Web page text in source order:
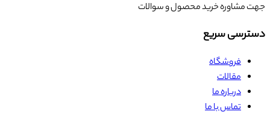
خرید محصول و سوالات
سریع
فروشگاه
مقالات
درباره ما
تماس با ما